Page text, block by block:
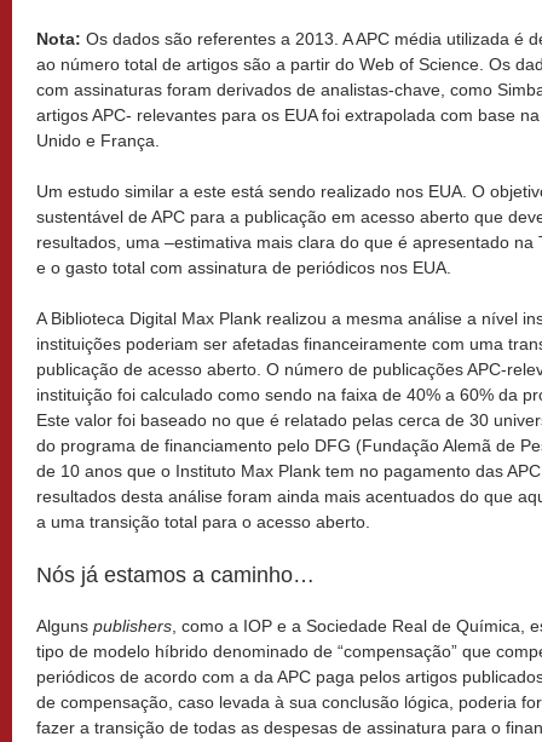
Nota: Os dados são referentes a 2013. A APC média utilizada é
ao número total de artigos são a partir do Web of Science. Os
com assinaturas foram derivados de analistas-chave, como
artigos APC- relevantes para os EUA foi extrapolada com base
Unido e França.
Um estudo similar a este está sendo realizado nos EUA. O
sustentável de APC para a publicação em acesso aberto que
resultados, uma –estimativa mais clara do que é apresentado na
e o gasto total com assinatura de periódicos nos EUA.
A Biblioteca Digital Max Plank realizou a mesma análise a nível
instituições poderiam ser afetadas financeiramente com uma
publicação de acesso aberto. O número de publicações APC-
instituição foi calculado como sendo na faixa de 40% a 60% da
Este valor foi baseado no que é relatado pelas cerca de 30
do programa de financiamento pelo DFG (Fundação Alemã de
de 10 anos que o Instituto Max Plank tem no pagamento das
resultados desta análise foram ainda mais acentuados do que
a uma transição total para o acesso aberto.
Nós já estamos a caminho…
Alguns publishers, como a IOP e a Sociedade Real de Química,
tipo de modelo híbrido denominado de “compensação” que
periódicos de acordo com a da APC paga pelos artigos
de compensação, caso levada à sua conclusão lógica, poderia
fazer a transição de todas as despesas de assinatura para o